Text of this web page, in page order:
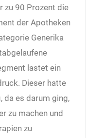
zu 90 Prozent die
der Apotheken
Generika
lastet ein
Dieser hatte
da es darum ging,
zu machen und
zu